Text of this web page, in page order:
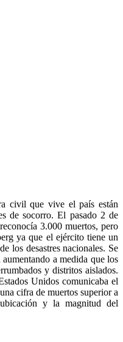
civil que vive el país están
de socorro. El pasado 2 de
3.000 muertos, pero
ya que el ejército tiene un
los desastres nacionales. Se
a medida que los
y distritos aislados.
Unidos comunicaba el
cifra de muertos superior a
y la magnitud del